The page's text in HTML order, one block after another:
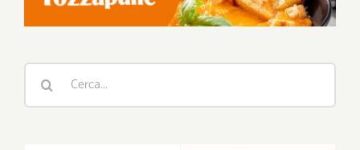
Cerca
per: